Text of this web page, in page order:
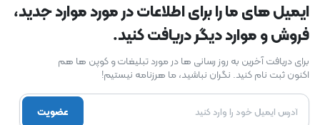
ایمیل های ما را برای اطلاعات در مورد موارد جدید،
فروش و موارد دیگر دریافت کنید.
برای دریافت آخرین به روز رسانی ها در مورد تبلیغات و کوپن ها هم
اکنون ثبت نام کنید. نگران نباشید، ما هرزنامه نیستیم!
عضویت